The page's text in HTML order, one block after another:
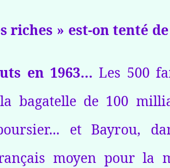
riches » est-on tenté
en 1963… Les 500
bagatelle de 100
et Bayrou,
moyen pour la